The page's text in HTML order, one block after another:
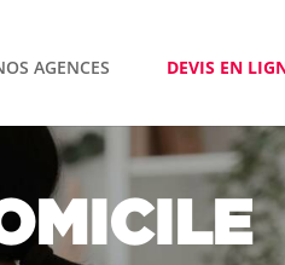
AGENCES DEVIS EN